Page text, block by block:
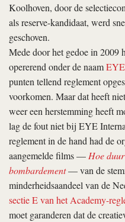
Koolhoven, door de
als reserve-kandidaat, werd
geschoven.
Mede door het gedoe in
opererend onder de naam
punten tellend reglement
voorkomen. Maar dat heeft
weer een herstemming heeft
lag de fout niet bij EYE
reglement in de hand had de
aangemelde films —Hoe
bombardement— van de
minderheidsaandeel van de
sectie E van het Academy-
moet garanderen dat de